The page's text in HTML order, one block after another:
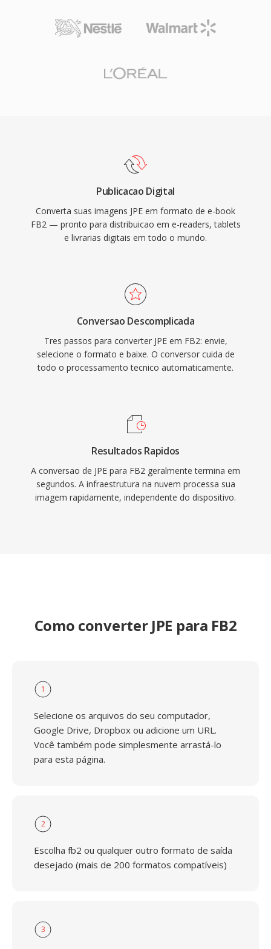
Publicacao Digital
Converta suas imagens JPE em formato de e-book
FB2 — pronto para distribuicao em e-readers, tablets
e livrarias digitais em todo o mundo.
Conversao Descomplicada
Tres passos para converter JPE em FB2: envie,
selecione o formato e baixe. O conversor cuida de
todo o processamento tecnico automaticamente.
Resultados Rapidos
A conversao de JPE para FB2 geralmente termina em
segundos. A infraestrutura na nuvem processa sua
imagem rapidamente, independente do dispositivo.
Como converter JPE para FB2
1
Selecione os arquivos do seu computador,
Google Drive, Dropbox ou adicione um URL.
Você também pode simplesmente arrastá-lo
para esta página.
2
Escolha fb2 ou qualquer outro formato de saída
desejado (mais de 200 formatos compatíveis)
3